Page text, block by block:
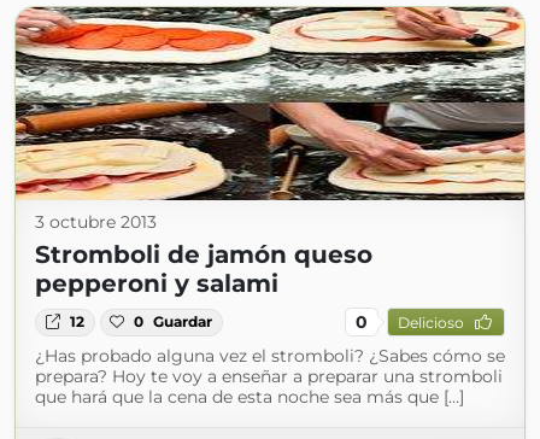
3 octubre 2013
Stromboli de jamón queso
pepperoni y salami
12 0 Guardar 0 Delicioso
¿Has probado alguna vez el stromboli? ¿Sabes cómo se
prepara? Hoy te voy a enseñar a preparar una stromboli
que hará que la cena de esta noche sea más que […]